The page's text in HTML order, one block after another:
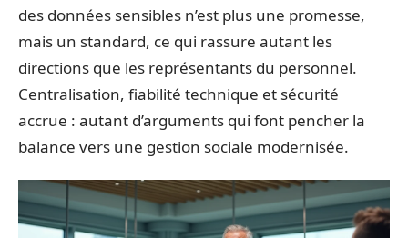
des données sensibles n’est plus une promesse,
mais un standard, ce qui rassure autant les
directions que les représentants du personnel.
Centralisation, fiabilité technique et sécurité
accrue : autant d’arguments qui font pencher la
balance vers une gestion sociale modernisée.